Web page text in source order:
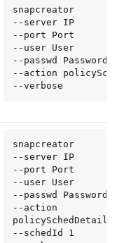
snapcreator
--server IP
--port Port
--user User
--passwd Password
--action
--verbose
snapcreator
--server IP
--port Port
--user User
--passwd Password
--action
policySchedDetails
--schedId 1